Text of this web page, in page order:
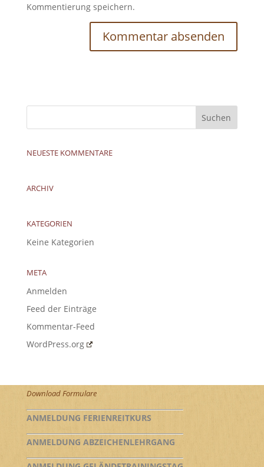
Kommentierung speichern.
NEUESTE KOMMENTARE
ARCHIV
KATEGORIEN
Keine Kategorien
META
Anmelden
Feed der Einträge
Kommentar-Feed
WordPress.org
Download Formulare
ANMELDUNG FERIENREITKURS
ANMELDUNG ABZEICHENLEHRGANG